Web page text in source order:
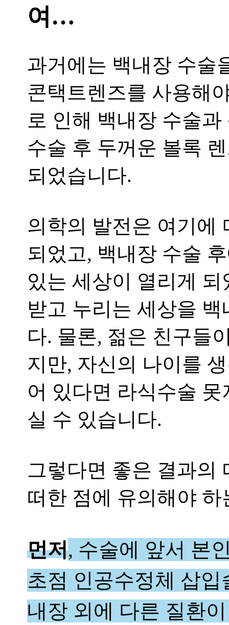
여…
과거에는 백내장 수술
콘택트렌즈를 사용해
로 인해 백내장 수술
수술 후 두꺼운 볼록
되었습니다.
의학의 발전은 여기에
되었고, 백내장 수술
있는 세상이 열리게 되
받고 누리는 세상을
다. 물론, 젊은 친구들
지만, 자신의 나이를
어 있다면 라식수술
실 수 있습니다.
그렇다면 좋은 결과의
떠한 점에 유의해야
먼저, 수술에 앞서 본
초점 인공수정체 삽
내장 외에 다른 질환